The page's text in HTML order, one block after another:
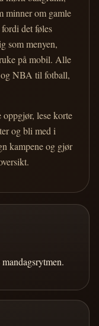
minner om gamle
det føles
som menyen,
på mobil. Alle
og NBA til fotball,
lese korte
og bli med i
kampene og gjør